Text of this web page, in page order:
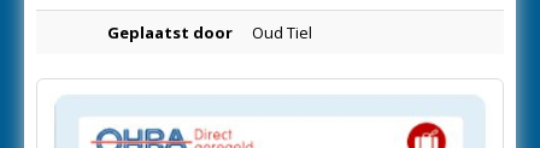
Geplaatst door Oud Tiel